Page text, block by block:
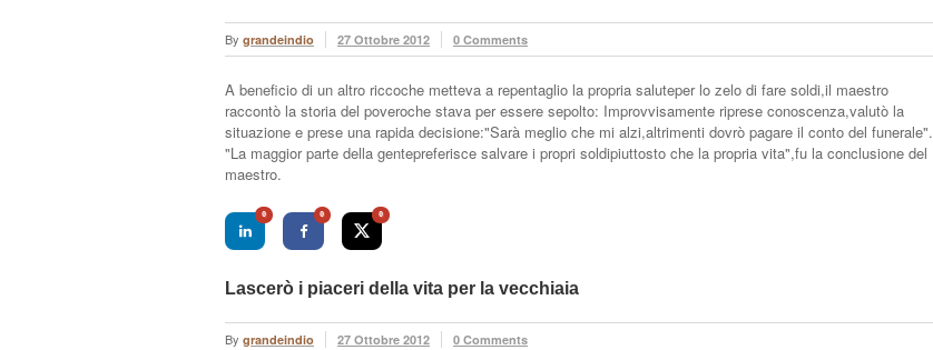
By grandeindio 27 Ottobre 2012 0 Comments
A beneficio di un altro riccoche metteva a repentaglio la propria saluteper lo zelo di fare soldi,il maestro
raccontò la storia del poveroche stava per essere sepolto: Improvvisamente riprese conoscenza,valutò la
situazione e prese una rapida decisione:"Sarà meglio che mi alzi,altrimenti dovrò pagare il conto del funerale".
"La maggior parte della gentepreferisce salvare i propri soldipiuttosto che la propria vita",fu la conclusione del
maestro.
0 0 0
Lascerò i piaceri della vita per la vecchiaia
By grandeindio 27 Ottobre 2012 0 Comments